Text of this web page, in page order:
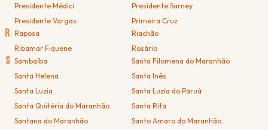
Presidente Médici
Presidente Sarney
Presidente Vargas
Primeira Cruz
R Raposa
Riachão
Ribamar Fiquene
Rosário
S Sambaíba
Santa Filomena do Maranhão
Santa Helena
Santa Inês
Santa Luzia
Santa Luzia do Paruá
Santa Quitéria do Maranhão
Santa Rita
Santana do Maranhão
Santo Amaro do Maranhão